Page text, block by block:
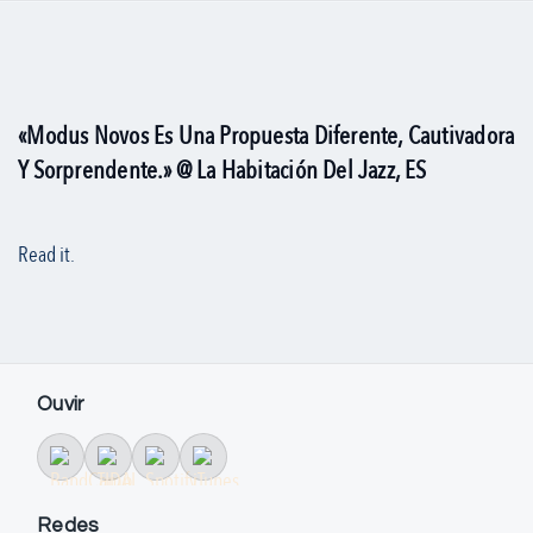
«Modus Novos Es Una Propuesta Diferente, Cautivadora
Y Sorprendente.» @ La Habitación Del Jazz, ES
Read it.
Ouvir
Redes